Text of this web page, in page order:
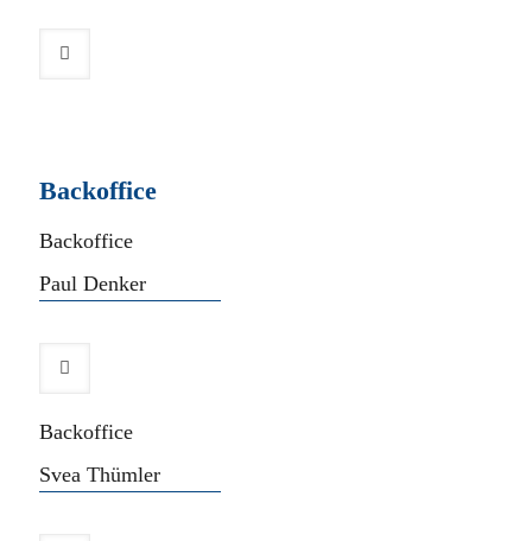
Backoffice
Backoffice
Paul Denker
Backoffice
Svea Thümler